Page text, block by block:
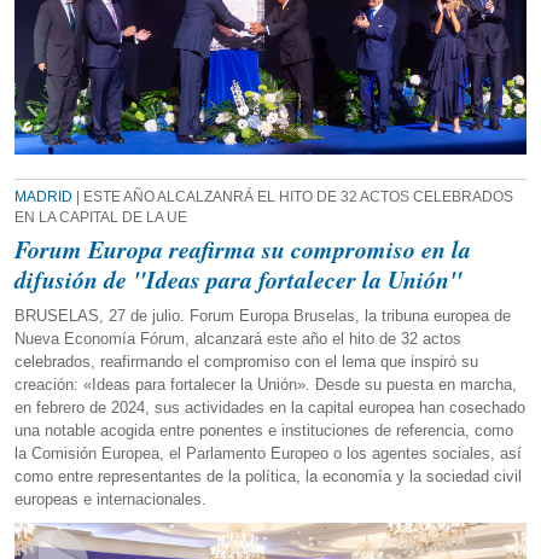
MADRID | ESTE AÑO ALCALZANRÁ EL HITO DE 32 ACTOS CELEBRADOS
EN LA CAPITAL DE LA UE
Forum Europa reafirma su compromiso en la
difusión de "Ideas para fortalecer la Unión"
BRUSELAS, 27 de julio. Forum Europa Bruselas, la tribuna europea de
Nueva Economía Fórum, alcanzará este año el hito de 32 actos
celebrados, reafirmando el compromiso con el lema que inspiró su
creación: «Ideas para fortalecer la Unión». Desde su puesta en marcha,
en febrero de 2024, sus actividades en la capital europea han cosechado
una notable acogida entre ponentes e instituciones de referencia, como
la Comisión Europea, el Parlamento Europeo o los agentes sociales, así
como entre representantes de la política, la economía y la sociedad civil
europeas e internacionales.